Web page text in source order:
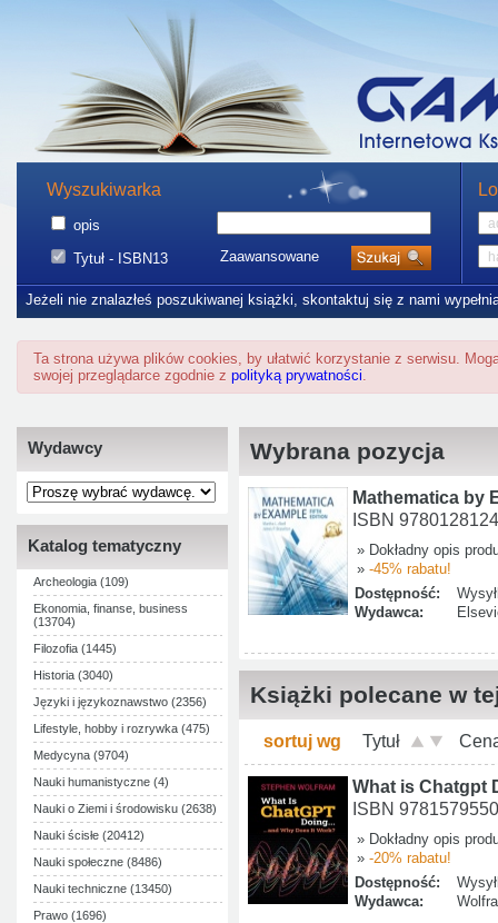
Wyszukiwarka
opis
Tytuł - ISBN13
Zaawansowane
Jeżeli nie znalazłeś poszukiwanej książki, skontaktuj się z nami
Ta strona używa plików cookies, by ułatwić korzystanie z serwisu.
swojej przeglądarce zgodnie z polityką prywatności.
Wydawcy
Katalog tematyczny
Archeologia (109)
Ekonomia, finanse, business
(13704)
Filozofia (1445)
Historia (3040)
Języki i językoznawstwo (2356)
Lifestyle, hobby i rozrywka (475)
Medycyna (9704)
Nauki humanistyczne (4)
Nauki o Ziemi i środowisku (2638)
Nauki ścisłe (20412)
Nauki społeczne (8486)
Nauki techniczne (13450)
Prawo (1696)
Wybrana pozycja
Mathematica by
ISBN
» Dokładny opis
» -45% rabatu!
Dostępność:
Wydawca:
Książki polecane w
sortuj wg Tytuł
What is Chatgpt
ISBN
» Dokładny opis
» -20% rabatu!
Dostępność:
Wydawca: